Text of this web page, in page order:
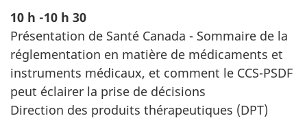
10 h -10 h 30
Présentation de Santé Canada - Sommaire de la
réglementation en matière de médicaments et
instruments médicaux, et comment le CCS-PSDF
peut éclairer la prise de décisions
Direction des produits thérapeutiques (DPT)